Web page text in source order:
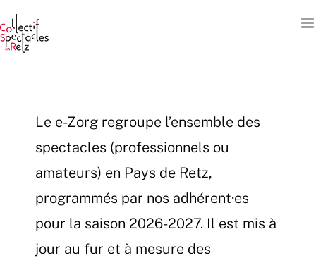
au
contenu
Le e-Zorg regroupe l’ensemble des
spectacles (professionnels ou
amateurs) en Pays de Retz,
programmés par nos adhérent·es
pour la saison 2026-2027. Il est mis à
jour au fur et à mesure des